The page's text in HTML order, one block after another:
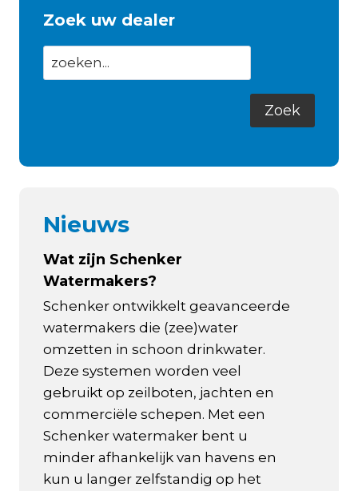
Zoek uw dealer
Nieuws
Wat zijn Schenker
Watermakers?
Schenker ontwikkelt geavanceerde
watermakers die (zee)water
omzetten in schoon drinkwater.
Deze systemen worden veel
gebruikt op zeilboten, jachten en
commerciële schepen. Met een
Schenker watermaker bent u
minder afhankelijk van havens en
kun u langer zelfstandig op het